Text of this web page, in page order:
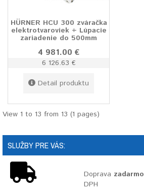
HÜRNER HCU 300 zváračka
elektrotvaroviek + Lúpacie
zariadenie do 500mm
4 981.00 €
6 126.63 €
Detail produktu
View 1 to 13 from 13 (1 pages)
SLUŽBY PRE VÁS:
Doprava zadarmo
DPH